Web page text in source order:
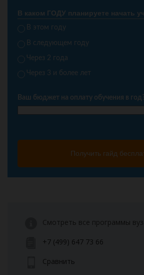
В каком ГОДУ планируете начать
В этом году
В следующем году
Через 2 года
Через 3 и более лет
Ваш бюджет на оплату обучения в
Получить гайд
Смотреть все программы
+7 (499) 647 73 66
Сравнить